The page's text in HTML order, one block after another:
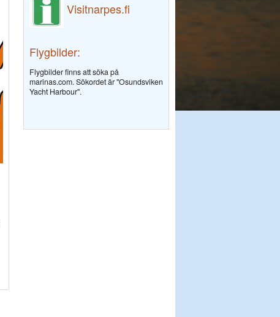
Visitnarpes.fi
Flygbilder:
Flygbilder finns att söka på
marinas.com. Sökordet är "Osundsviken
Yacht Harbour".